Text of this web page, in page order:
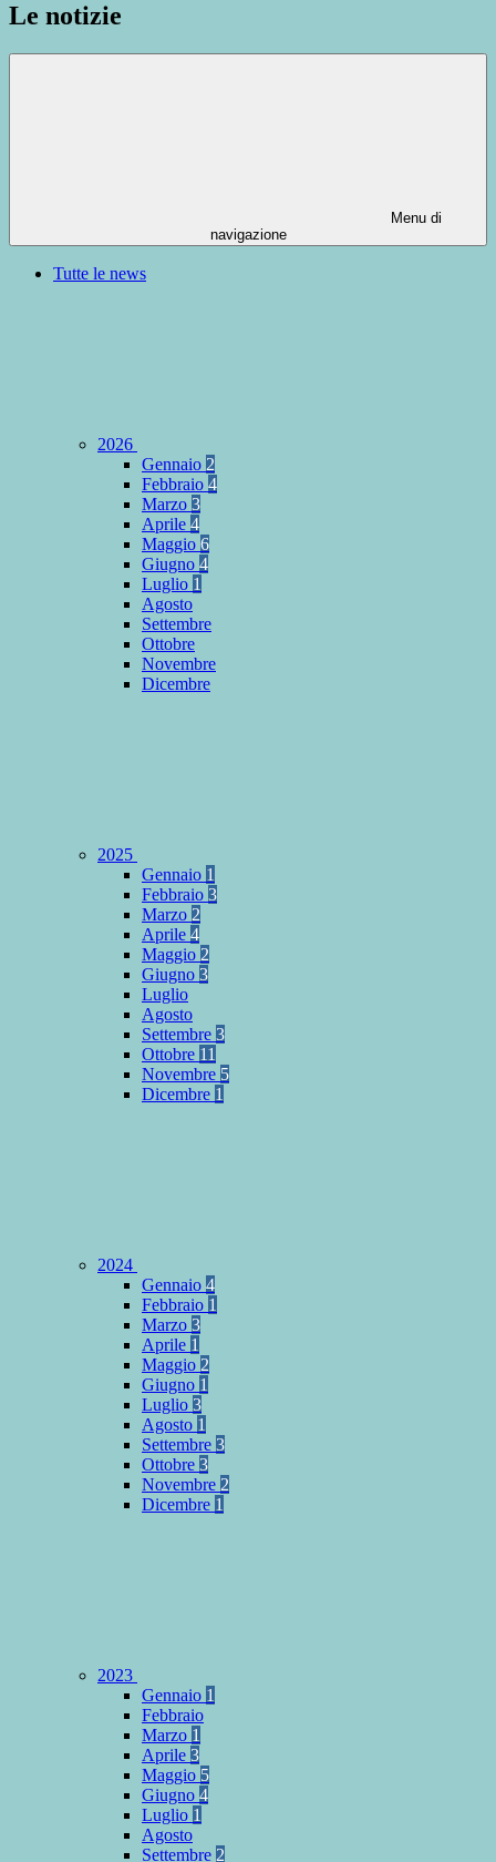
Le notizie
Menu di
navigazione
Tutte le news
2026
Gennaio 2
Febbraio 4
Marzo 3
Aprile 4
Maggio 6
Giugno 4
Luglio 1
Agosto
Settembre
Ottobre
Novembre
Dicembre
2025
Gennaio 1
Febbraio 3
Marzo 2
Aprile 4
Maggio 2
Giugno 3
Luglio
Agosto
Settembre 3
Ottobre 11
Novembre 5
Dicembre 1
2024
Gennaio 4
Febbraio 1
Marzo 3
Aprile 1
Maggio 2
Giugno 1
Luglio 3
Agosto 1
Settembre 3
Ottobre 3
Novembre 2
Dicembre 1
2023
Gennaio 1
Febbraio
Marzo 1
Aprile 3
Maggio 5
Giugno 4
Luglio 1
Agosto
Settembre 2